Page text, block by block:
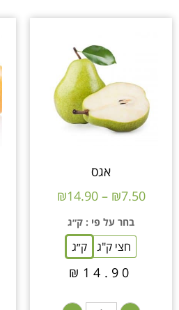
אגס
₪7.50
–
₪14.90
בחר על פי : ק״ג
חצי ק"ג ק״ג
₪ 14.90